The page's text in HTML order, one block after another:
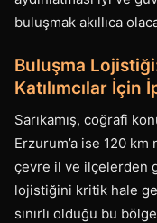
buluşmak akıllıca
Buluşma Lojistiği:
Katılımcılar İçin
Sarıkamış, coğrafi
Erzurum’a ise 120
çevre il ve ilçelerden
lojistiğini kritik hale
sınırlı olduğu bu